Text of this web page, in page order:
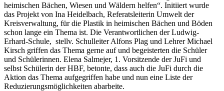
heimischen Bächen, Wiesen und Wäldern helfen“. Initiiert wurde
das Projekt von Ina Heidelbach, Referatsleiterin Umwelt der
Kreisverwaltung, für die Plastik in heimischen Bächen und Böden
schon lange ein Thema ist. Die Verantwortlichen der Ludwig-
Erhard-Schule, stellv. Schulleiter Alfons Plag und Lehrer Michael
Kirsch griffen das Thema gerne auf und begeisterten die Schüler
und Schülerinnen. Elena Salmejer, 1. Vorsitzende der JuFi und
selbst Schülerin der HBF, betonte, dass auch die JuFi durch die
Aktion das Thema aufgegriffen habe und nun eine Liste der
Reduzierungsmöglichkeiten abarbeite.